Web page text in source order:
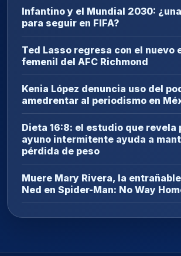
Infantino y el Mundial 2030:
para seguir en FIFA?
Ted Lasso regresa con el nuevo
femenil del AFC Richmond
Kenia López denuncia uso del
amedrentar al periodismo en
Dieta 16:8: el estudio que revela
ayuno intermitente ayuda a
pérdida de peso
Muere Mary Rivera, la
Ned en Spider-Man: No Way